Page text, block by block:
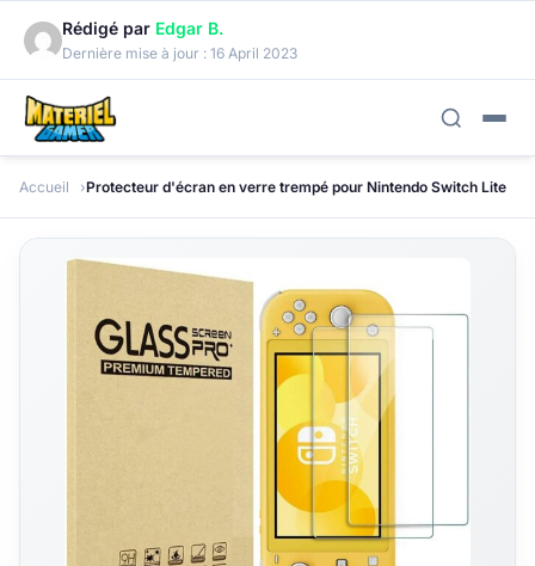
Rédigé par Edgar B.
Dernière mise à jour : 16 April 2023
Accueil Protecteur d'écran en verre trempé pour Nintendo Switch Lite